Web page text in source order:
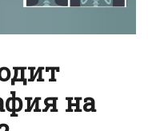
на